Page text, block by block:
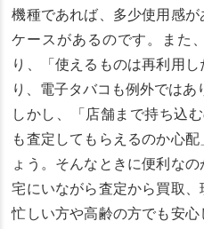
機種であれば、多少使用感
ケースがあるのです。また
り、「使えるものは再利用
り、電子タバコも例外ではあ
しかし、「店舗まで持ち込
も査定してもらえるのか心
ょう。そんなときに便利なの
宅にいながら査定から買取、
忙しい方や高齢の方でも安